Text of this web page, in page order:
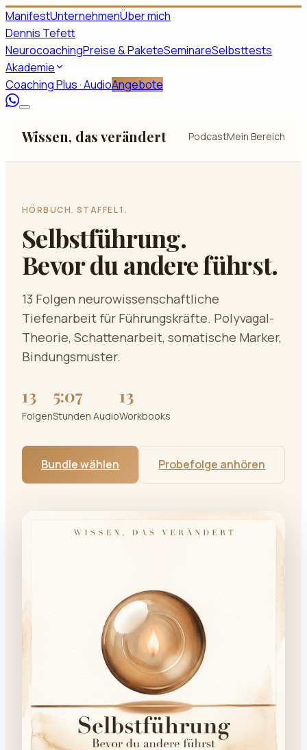
ManifestUnternehmenÜber mich
Dennis Tefett
NeurocoachingPreise & PaketeSeminareSelbsttests
Akademie
Coaching Plus · AudioAngebote
Wissen, das verändert PodcastMein Bereich
HÖRBUCH. STAFFEL 1.
Selbstführung.
Bevor du andere führst.
13 Folgen neurowissenschaftliche
Tiefenarbeit für Führungskräfte. Polyvagal-
Theorie, Schattenarbeit, somatische Marker,
Bindungsmuster.
13
Folgen
5:07
Stunden Audio
13
Workbooks
Bundle wählen Probefolge anhören